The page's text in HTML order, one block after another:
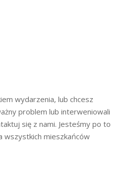
wydarzenia, lub chcesz
problem lub interweniowali
się z nami. Jesteśmy po to
wszystkich mieszkańców